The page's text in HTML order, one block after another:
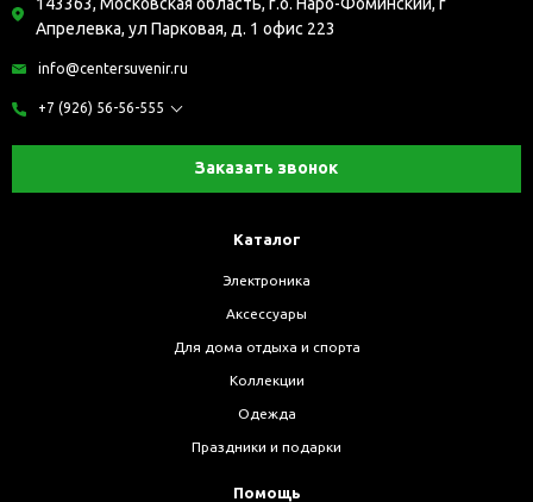
Апрелевка, ул Парковая, д. 1 офис 223
info@centersuvenir.ru
+7 (926) 56-56-555
Заказать звонок
Каталог
Электроника
Аксессуары
Для дома отдыха и спорта
Коллекции
Одежда
Праздники и подарки
Помощь